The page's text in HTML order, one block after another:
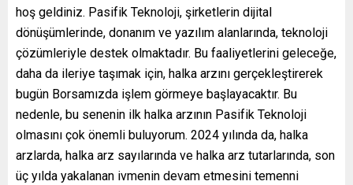
hoş geldiniz. Pasifik Teknoloji, şirketlerin dijital
dönüşümlerinde, donanım ve yazılım alanlarında, teknoloji
çözümleriyle destek olmaktadır. Bu faaliyetlerini geleceğe,
daha da ileriye taşımak için, halka arzını gerçekleştirerek
bugün Borsamızda işlem görmeye başlayacaktır. Bu
nedenle, bu senenin ilk halka arzının Pasifik Teknoloji
olmasını çok önemli buluyorum. 2024 yılında da, halka
arzlarda, halka arz sayılarında ve halka arz tutarlarında, son
üç yılda yakalanan ivmenin devam etmesini temenni